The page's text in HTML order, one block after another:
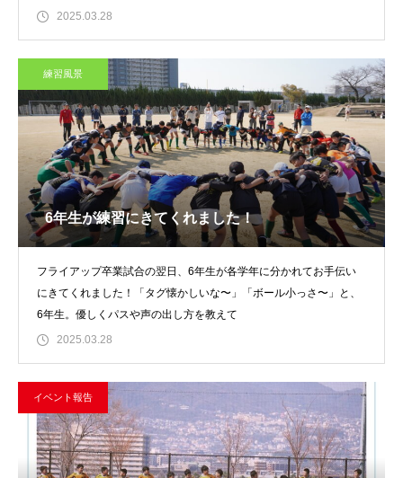
2025.03.28
練習風景
6年生が練習にきてくれました！
フライアップ卒業試合の翌日、6年生が各学年に分かれてお手伝い
にきてくれました！「タグ懐かしいな〜」「ボール小っさ〜」と、
6年生。優しくパスや声の出し方を教えて
2025.03.28
イベント報告